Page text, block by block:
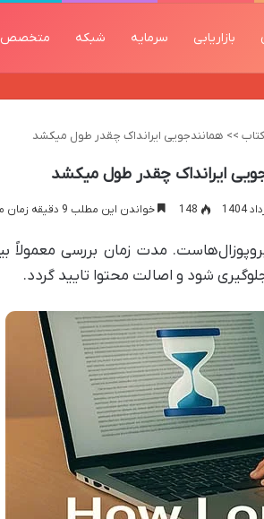
بازاریابی سرمایه شبکه متخصص
کتاب >> همانندجویی ایرانداک چقدر طول میکشد
ایرانداک چقدر طول میکشد
148 خواندن این مطلب 9 دقیقه زمان میبرد
شود و اصالت محتوا تایید گردد.